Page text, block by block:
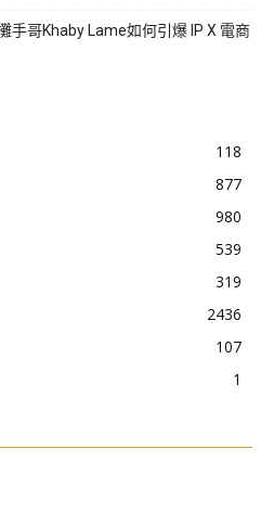
手哥Khaby Lame如何引爆 IP X 電商
118
877
980
539
319
2436
107
1